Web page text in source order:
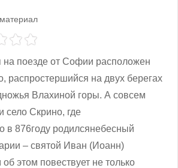
на поезде от Софии расположен
распростершийся на двух берегах
Влахиной горы. А совсем
село Скрино, где
в 876году родилсянебесный
– святой Иван (Иоанн)
этом повествует не только